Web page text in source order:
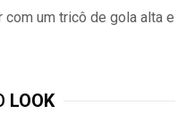
um tricô de gola alta e
LOOK